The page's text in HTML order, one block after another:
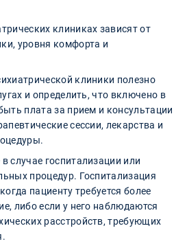
клиниках зависят от
уровня комфорта и
клиники полезно
и определить, что включено в
плата за прием и консультации
сессии, лекарства и
случае госпитализации или
процедур. Госпитализация
пациенту требуется более
либо если у него наблюдаются
расстройств, требующих